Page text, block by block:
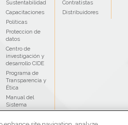
Sustentabilidad
Capacitaciones
Políticas
Proteccion de
datos
Centro de
investigación y
desarrollo CIDE
Programa de
Transparencia y
Ética
Manual del
Sistema
SAGRILAFT
Contratistas
Distribuidores